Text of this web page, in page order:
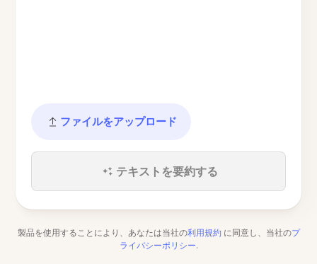
ファイルをアップロード
テキストを要約する
製品を使用することにより、あなたは当社の利用規約 に同意し、当社のプ
ライバシーポリシー.